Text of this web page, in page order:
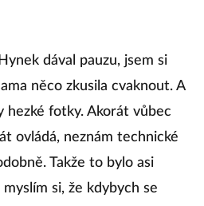
dával pauzu, jsem si
něco zkusila cvaknout. A
hezké fotky. Akorát vůbec
ovládá, neznám technické
Takže to bylo asi
si, že kdybych se